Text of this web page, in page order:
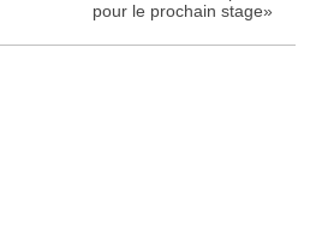
pour le prochain stage»